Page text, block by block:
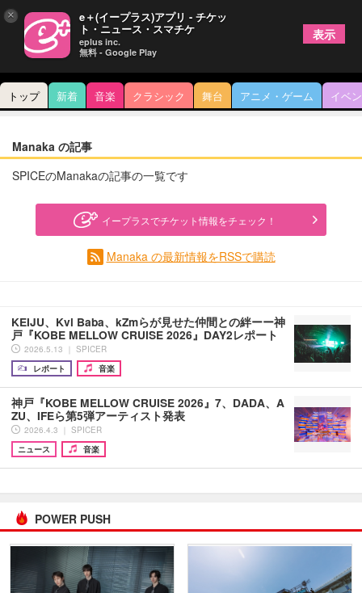
トップ 新着 音楽 クラシック 舞台 アニメ・ゲーム イベ
Manaka の記事
SPICEのManakaの記事の一覧です
イープラスでチケット情報をチェック！
Manaka の最新情報をRSSで購読
KEIJU、Kvi Baba、kZmらが見せた仲間との絆ーー神
戸『KOBE MELLOW CRUISE 2026』DAY2レポート
2026.5.13 ｜ SPICER
レポート
音楽
神戸『KOBE MELLOW CRUISE 2026』7、DADA、A
ZU、IFEら第5弾アーティスト発表
2026.4.3 ｜ SPICER
ニュース
音楽
POWER PUSH
× e＋(イープラス)アプリ - チケッ
ト・ニュース・スマチケ
eplus inc.
無料 - Google Play
表示